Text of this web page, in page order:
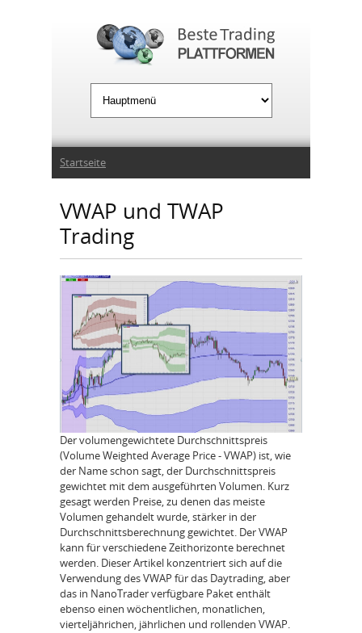
Sie sind hier
Startseite
VWAP und TWAP
Trading
Der volumengewichtete Durchschnittspreis
(Volume Weighted Average Price - VWAP) ist, wie
der Name schon sagt, der Durchschnittspreis
gewichtet mit dem ausgeführten Volumen. Kurz
gesagt werden Preise, zu denen das meiste
Volumen gehandelt wurde, stärker in der
Durchschnittsberechnung gewichtet. Der VWAP
kann für verschiedene Zeithorizonte berechnet
werden. Dieser Artikel konzentriert sich auf die
Verwendung des VWAP für das Daytrading, aber
das in NanoTrader verfügbare Paket enthält
ebenso einen wöchentlichen, monatlichen,
vierteljährichen, jährlichen und rollenden VWAP.